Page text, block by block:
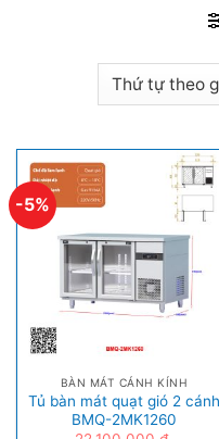
-5%
BÀN MÁT CÁNH KÍNH
Tủ bàn mát quạt gió 2 cánh
BMQ-2MK1260